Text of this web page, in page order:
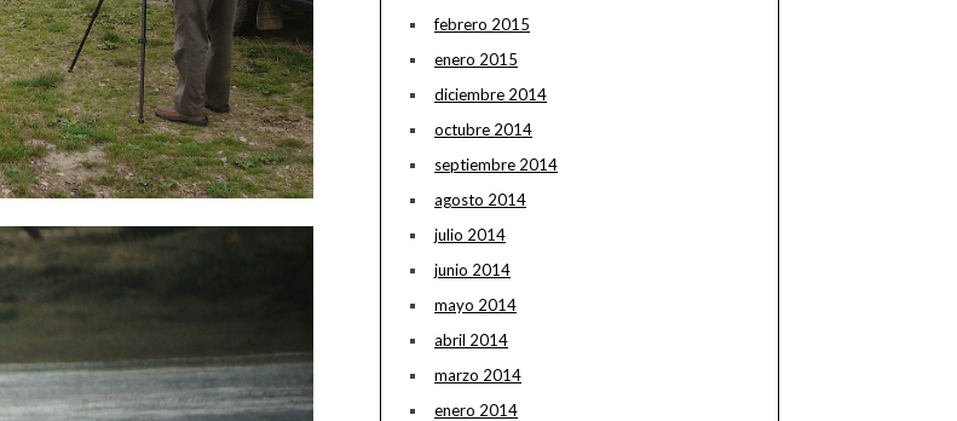
febrero 2015
enero 2015
diciembre 2014
octubre 2014
septiembre 2014
agosto 2014
julio 2014
junio 2014
mayo 2014
abril 2014
marzo 2014
enero 2014